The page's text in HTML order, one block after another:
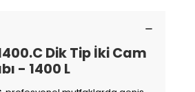
Dik Tip İki Cam
- 1400 L